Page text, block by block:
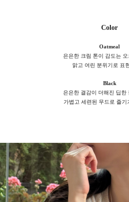
Color
Oatmeal
은은한 크림 톤이 감도는 오
맑고 여린 분위기로 표
Black
은은한 결감이 더해진 딥한
가볍고 세련된 무드로 즐기